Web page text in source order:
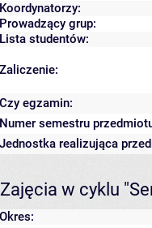
Koordynatorzy:
Prowadzący grup:
Lista studentów:
Zaliczenie:
Czy egzamin:
Numer semestru
Jednostka realizująca
Zajęcia w cyklu
Okres: